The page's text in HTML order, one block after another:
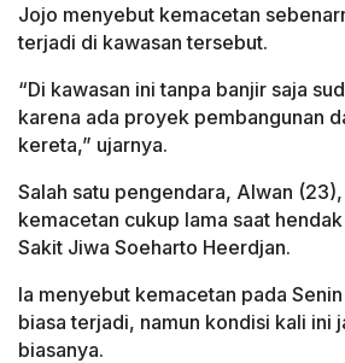
Jojo menyebut kemacetan
terjadi di kawasan tersebut.
“Di kawasan ini tanpa banjir saja
karena ada proyek pembangunan
kereta,” ujarnya.
Salah satu pengendara, Alwan
kemacetan cukup lama saat
Sakit Jiwa Soeharto Heerdjan.
Ia menyebut kemacetan pada
biasa terjadi, namun kondisi kali ini
biasanya.